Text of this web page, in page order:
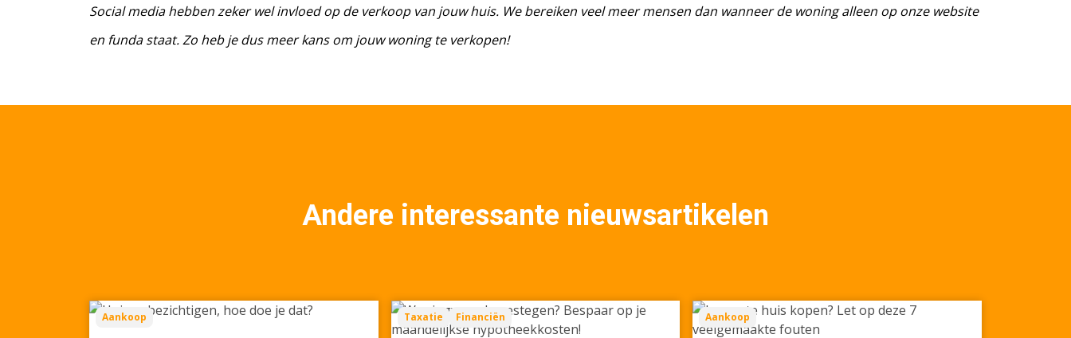
Social media hebben zeker wel invloed op de verkoop van jouw huis. We bereiken veel meer mensen dan wanneer de woning alleen op onze website
en funda staat. Zo heb je dus meer kans om jouw woning te verkopen!
Andere interessante nieuwsartikelen
Huizen
bezichtigen,
Aankoop
Woningwaarde
gestegen?
Taxatie Financiën
Je
eerste
Aankoop